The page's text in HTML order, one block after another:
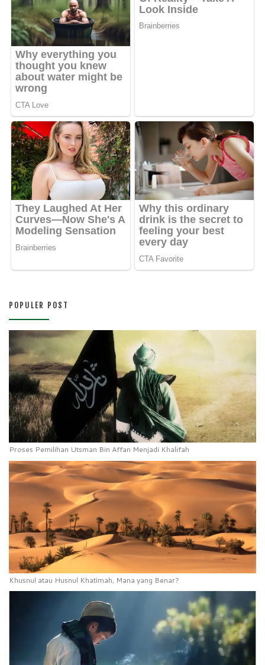
POPULER POST
Proses Pemilihan Utsman Bin Affan Menjadi Khalifah
Khusnul atau Husnul Khatimah, Mana yang Benar?